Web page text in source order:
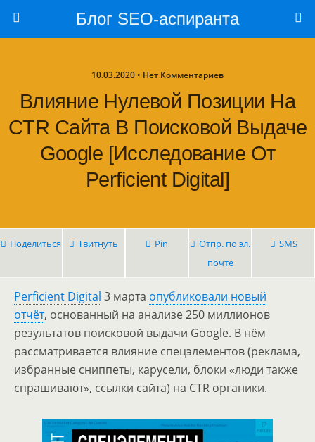
Блог SEO-аспиранта
10.03.2020 • Нет Комментариев
Влияние Нулевой Позиции На
CTR Сайта В Поисковой Выдаче
Google [исследование От
Perficient Digital]
Поделиться Твитнуть Pin
Отпр. по эл.
почте
SMS
Perficient Digital 3 марта опубликовали новый
отчёт, основанный на анализе 250 миллионов
результатов поисковой выдачи Google. В нём
рассматривается влияние спецэлементов (реклама,
избранные сниппеты, карусели, блоки «люди также
спрашивают», ссылки сайта) на CTR органики.